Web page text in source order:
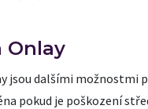
Onlay
jsou dalšími možnostmi
pokud je poškození